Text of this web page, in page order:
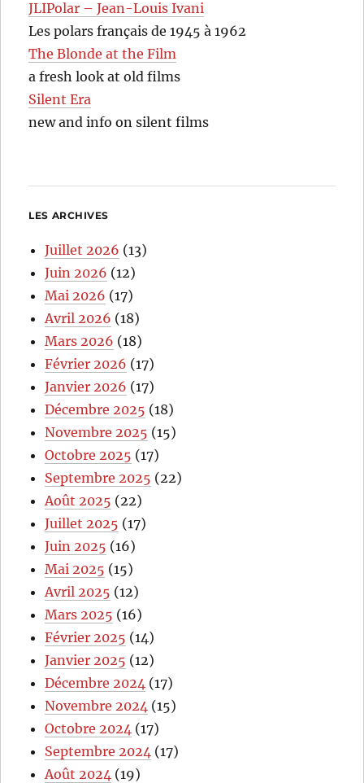
JLIPolar – Jean-Louis Ivani
Les polars français de 1945 à 1962
The Blonde at the Film
a fresh look at old films
Silent Era
new and info on silent films
LES ARCHIVES
Juillet 2026 (13)
Juin 2026 (12)
Mai 2026 (17)
Avril 2026 (18)
Mars 2026 (18)
Février 2026 (17)
Janvier 2026 (17)
Décembre 2025 (18)
Novembre 2025 (15)
Octobre 2025 (17)
Septembre 2025 (22)
Août 2025 (22)
Juillet 2025 (17)
Juin 2025 (16)
Mai 2025 (15)
Avril 2025 (12)
Mars 2025 (16)
Février 2025 (14)
Janvier 2025 (12)
Décembre 2024 (17)
Novembre 2024 (15)
Octobre 2024 (17)
Septembre 2024 (17)
Août 2024 (19)